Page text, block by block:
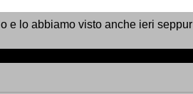
e lo abbiamo visto anche ieri